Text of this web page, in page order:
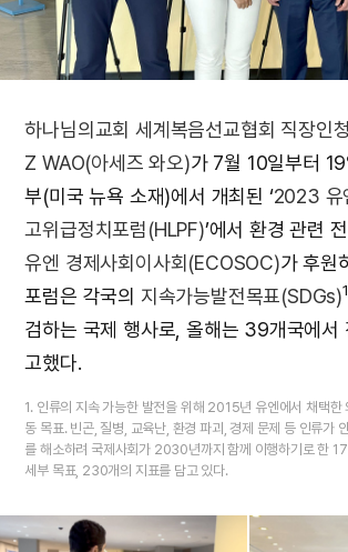
하나님의교회 세계복음선교협회 직장인
Z WAO(아세즈 와오)가 7월 10일부터
부(미국 뉴욕 소재)에서 개최된 ‘2023 유
고위급정치포럼(HLPF)’에서 환경 관련
유엔 경제사회이사회(ECOSOC)가 후원
포럼은 각국의 지속가능발전목표(SDGs)1
검하는 국제 행사로, 올해는 39개국에서
고했다.
1. 인류의 지속 가능한 발전을 위해 2015년 유엔에서 채택한
동 목표. 빈곤, 질병, 교육난, 환경 파괴, 경제 문제 등 인류가
를 해소하려 국제사회가 2030년까지 함께 이행하기로 한
세부 목표, 230개의 지표를 담고 있다.